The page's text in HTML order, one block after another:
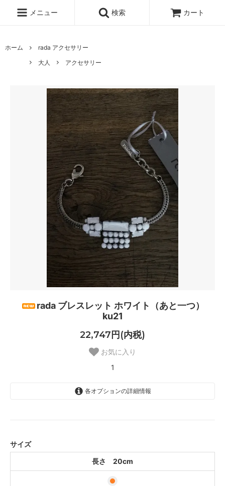
メニュー 検索 カート
ホーム
rada アクセサリー
大人
アクセサリー
rada ブレスレット ホワイト（あと一つ）
ku21
22,747円(内税)
お気に入り
1
各オプションの詳細情報
サイズ
長さ 20cm